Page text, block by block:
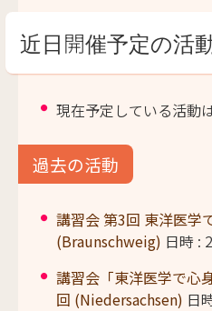
近日開催予定の活
現在予定している活動
過去の活動
講習会 第3回 東洋医学
(Braunschweig) 日時 :
講習会「東洋医学で心
回 (Niedersachsen) 日